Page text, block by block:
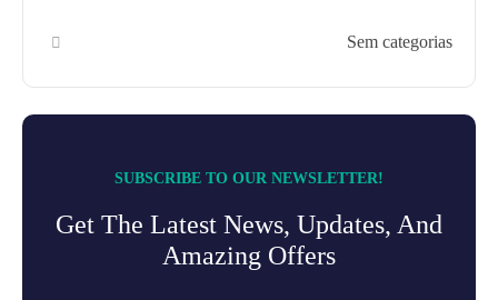
Sem categorias
SUBSCRIBE TO OUR NEWSLETTER!
Get The Latest News, Updates, And
Amazing Offers